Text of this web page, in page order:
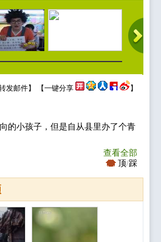
发邮件】 【一键分享 】
的小孩子，但是自从县里办了个青
查看全部
顶/踩